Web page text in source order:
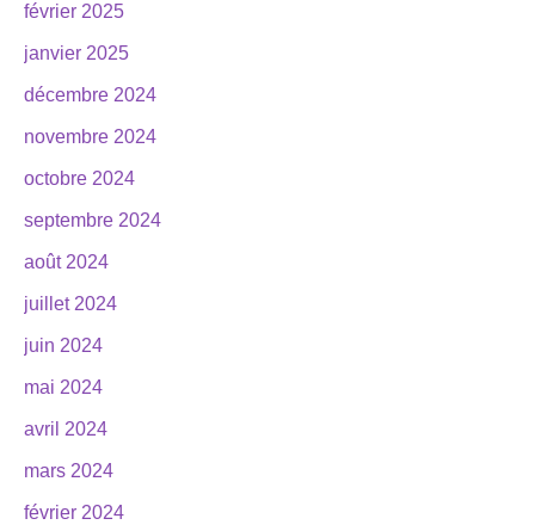
février 2025
janvier 2025
décembre 2024
novembre 2024
octobre 2024
septembre 2024
août 2024
juillet 2024
juin 2024
mai 2024
avril 2024
mars 2024
février 2024